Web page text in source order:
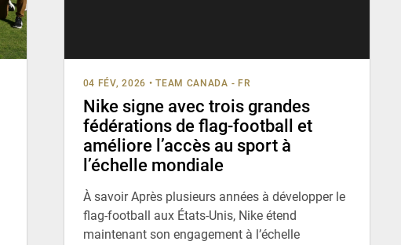
04 FÉV, 2026 • TEAM CANADA - FR
Nike signe avec trois grandes
fédérations de flag-football et
améliore l’accès au sport à
l’échelle mondiale
À savoir Après plusieurs années à développer le
flag-football aux États-Unis, Nike étend
maintenant son engagement à l’échelle